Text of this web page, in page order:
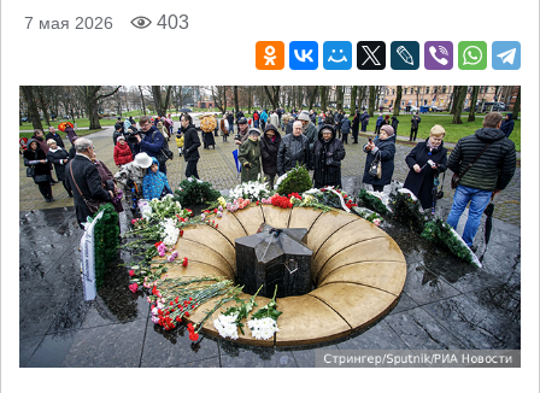
7 мая 2026 403